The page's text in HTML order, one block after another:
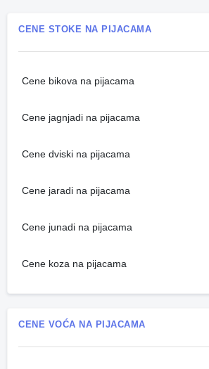
CENE STOKE NA PIJACAMA
Cene bikova na pijacama
Cene jagnjadi na pijacama
Cene dviski na pijacama
Cene jaradi na pijacama
Cene junadi na pijacama
Cene koza na pijacama
CENE VOĆA NA PIJACAMA